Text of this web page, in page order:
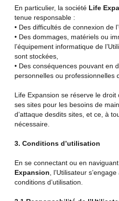
En particulier, la société Life
tenue responsable :
• Des difficultés de connexion de
• Des dommages, matériels ou
l’équipement informatique de
sont stockées,
• Des conséquences pouvant en
personnelles ou professionnelles
Life Expansion se réserve le droit
ses sites pour les besoins de
d’attaque desdits sites, et ce, à
nécessaire.
3. Conditions d’utilisation
En se connectant ou en
Expansion , l’Utilisateur s’engage
conditions d’utilisation.